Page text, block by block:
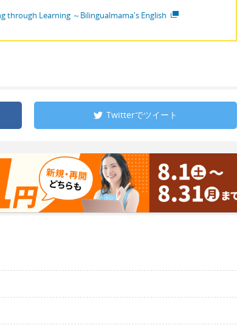
through Learning ～Bilingualmama's English
Twitterでツイート